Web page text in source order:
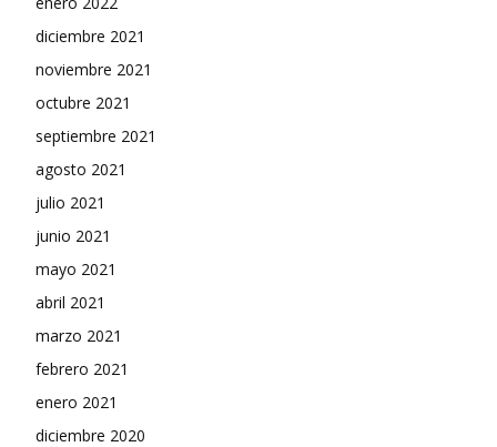
diciembre 2021
noviembre 2021
octubre 2021
septiembre 2021
agosto 2021
julio 2021
junio 2021
mayo 2021
abril 2021
marzo 2021
febrero 2021
enero 2021
diciembre 2020